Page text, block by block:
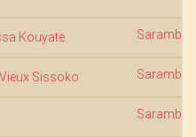
Kouyate Saramba
Sissoko Saramba
Saramba